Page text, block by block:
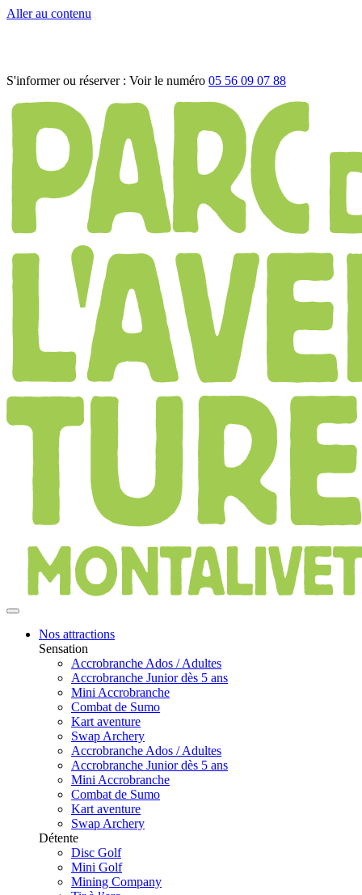
Aller au contenu
S'informer ou réserver : Voir le numéro 05 56 09 07 88
Nos attractions
Sensation
Accrobranche Ados / Adultes
Accrobranche Junior dès 5 ans
Mini Accrobranche
Combat de Sumo
Kart aventure
Swap Archery
Accrobranche Ados / Adultes
Accrobranche Junior dès 5 ans
Mini Accrobranche
Combat de Sumo
Kart aventure
Swap Archery
Détente
Disc Golf
Mini Golf
Mining Company